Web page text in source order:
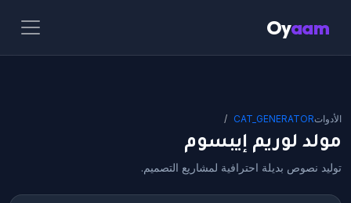
Oyaam
الأدواتCAT_GENERATOR
مولد لوريم إيبسوم
توليد نصوص بديلة احترافية لمشاريع التصميم.